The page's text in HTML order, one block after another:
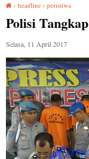
› headline › peristiwa
Polisi
Selasa, 11 April 2017